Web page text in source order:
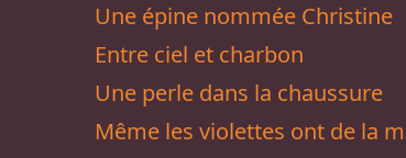
Une épine nommée Christine
Entre ciel et charbon
Une perle dans la chaussure
Même les violettes ont de la